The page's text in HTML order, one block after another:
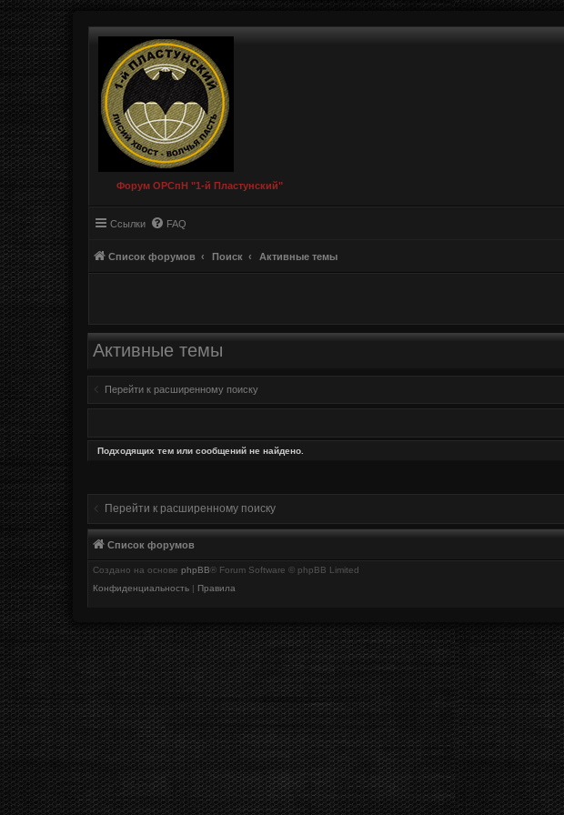
Форум ОРСпН "1-й Пластунский"
Ссылки FAQ
Список форумов Поиск Активные темы
Активные темы
Перейти к расширенному поиску
Подходящих тем или сообщений не найдено.
Перейти к расширенному поиску
Список форумов
Создано на основе phpBB® Forum Software © phpBB Limited
Конфиденциальность | Правила